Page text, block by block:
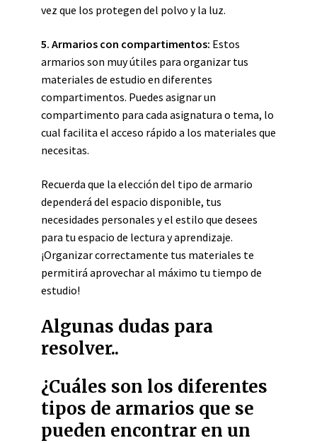
vez que los protegen del polvo y la luz.
5. Armarios con compartimentos: Estos
armarios son muy útiles para organizar tus
materiales de estudio en diferentes
compartimentos. Puedes asignar un
compartimento para cada asignatura o tema, lo
cual facilita el acceso rápido a los materiales que
necesitas.
Recuerda que la elección del tipo de armario
dependerá del espacio disponible, tus
necesidades personales y el estilo que desees
para tu espacio de lectura y aprendizaje.
¡Organizar correctamente tus materiales te
permitirá aprovechar al máximo tu tiempo de
estudio!
Algunas dudas para
resolver..
¿Cuáles son los diferentes
tipos de armarios que se
pueden encontrar en un